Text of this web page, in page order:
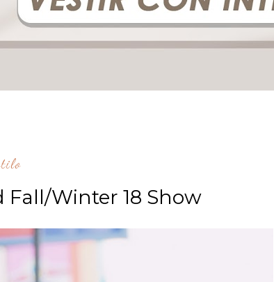
Fall/Winter 18 Show